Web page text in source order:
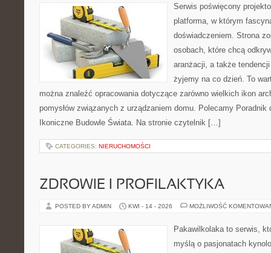
Serwis poświęcony
platforma, w którym
doświadczeniem. Strona
osobach, które chcą
aranżacji, a także
żyjemy na co dzień. To
można znaleźć opracowania dotyczące zarówno wielkich ikon
pomysłów związanych z urządzaniem domu. Polecamy Poradnik
Ikoniczne Budowle Świata. Na stronie czytelnik […]
CATEGORIES: NIERUCHOMOŚCI
ZDROWIE I PROFILAKTYKA
POSTED BY ADMIN KWI - 14 - 2026 MOŻLIWOŚĆ
Pakawilkolaka to serwis,
myślą o pasjonatach